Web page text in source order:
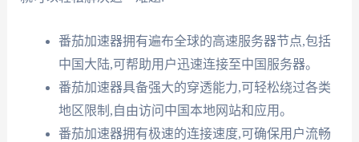
番茄加速器拥有遍布全球的高速服务器节点,包括
中国大陆,可帮助用户迅速连接至中国服务器。
番茄加速器具备强大的穿透能力,可轻松绕过各类
地区限制,自由访问中国本地网站和应用。
番茄加速器拥有极速的连接速度,可确保用户流畅